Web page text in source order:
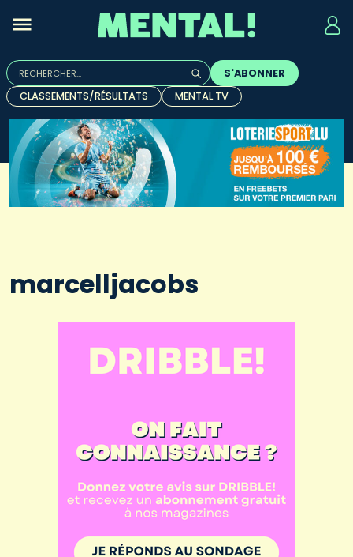
Rechercher :
Quand les résultats de l'auto-complétion sont
S'ABONNER
CLASSEMENTS/RÉSULTATS
MENTAL TV
marcelljacobs